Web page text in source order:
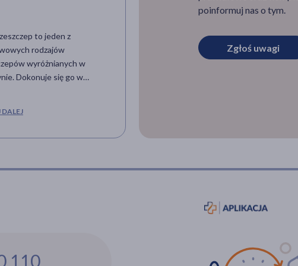
to jeden z
rodzajów
wyróżnianych w
Dokonuje się go w
są warunki przeprowadzenia
Zespół popunkcyjny jest
następstwem nakłucia lędźwiowego,
poinformuj nas o tym.
Zgłoś uwagi
110